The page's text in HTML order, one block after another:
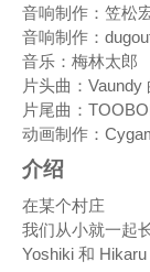
音响制作：笠松
音响制作：
音乐：梅林太郎
片头曲：Vaundy
片尾曲：
动画制作：
介绍
在某个村庄
我们从小就一起
Yoshiki 和 Hikaru